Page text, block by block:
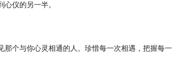
仪的另一半。
个与你心灵相通的人。珍惜每一次相遇，把握每一